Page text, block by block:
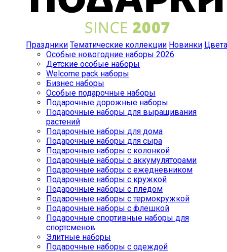
Праздники Тематические коллекции Новинки Цвета
Особые новогодние наборы 2026
Детские особые наборы
Welcome pack наборы
Бизнес наборы
Особые подарочные наборы
Подарочные дорожные наборы
Подарочные наборы для выращивания
растений
Подарочные наборы для дома
Подарочные наборы для сыра
Подарочные наборы с колонкой
Подарочные наборы с аккумуляторами
Подарочные наборы с ежедневником
Подарочные наборы с кружкой
Подарочные наборы с пледом
Подарочные наборы с термокружкой
Подарочные наборы с флешкой
Подарочные спортивные наборы для
спортсменов
Элитные наборы
Подарочные наборы с одеждой